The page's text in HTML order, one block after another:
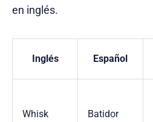
en inglés.
Inglés Español
Whisk Batidor